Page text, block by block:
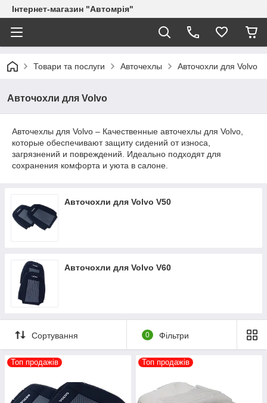
Інтернет-магазин "Автомрія"
Товари та послуги Авточехлы Авточохли для Volvo
Авточохли для Volvo
Авточехлы для Volvo – Качественные авточехлы для Volvo,
которые обеспечивают защиту сидений от износа,
загрязнений и повреждений. Идеально подходят для
сохранения комфорта и уюта в салоне.
Авточохли для Volvo V50
Авточохли для Volvo V60
Сортування 0 Фільтри
Топ продажів Топ продажів